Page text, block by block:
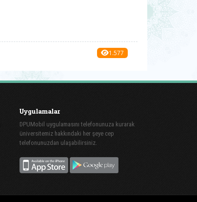
1.577
Uygulamalar
DPUMobil uygulamasını telefonunuza kurarak
üniversitemiz hakkındaki her şeye cep
telefonunuzdan ulaşabilirsiniz.